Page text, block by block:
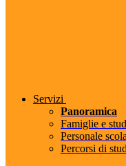
Servizi
Panoramica
Famiglie e
Personale
Percorsi di